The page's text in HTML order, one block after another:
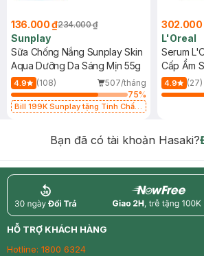
136.000 ₫234.000 ₫
Sunplay
Sữa Chống Nắng Sunplay Skin
Aqua Dưỡng Da Sáng Mịn 55g
4.9 (108)
507/tháng
75%
Bill 199K Sunplay tặng Tinh Chất
302.000
L'Oreal
Serum
Cấp Ẩm
4.9 (27)
Bạn đã có tài khoản Hasaki?
return nowfree
HỖ TRỢ KHÁCH HÀNG
Hotline: 1800 6324